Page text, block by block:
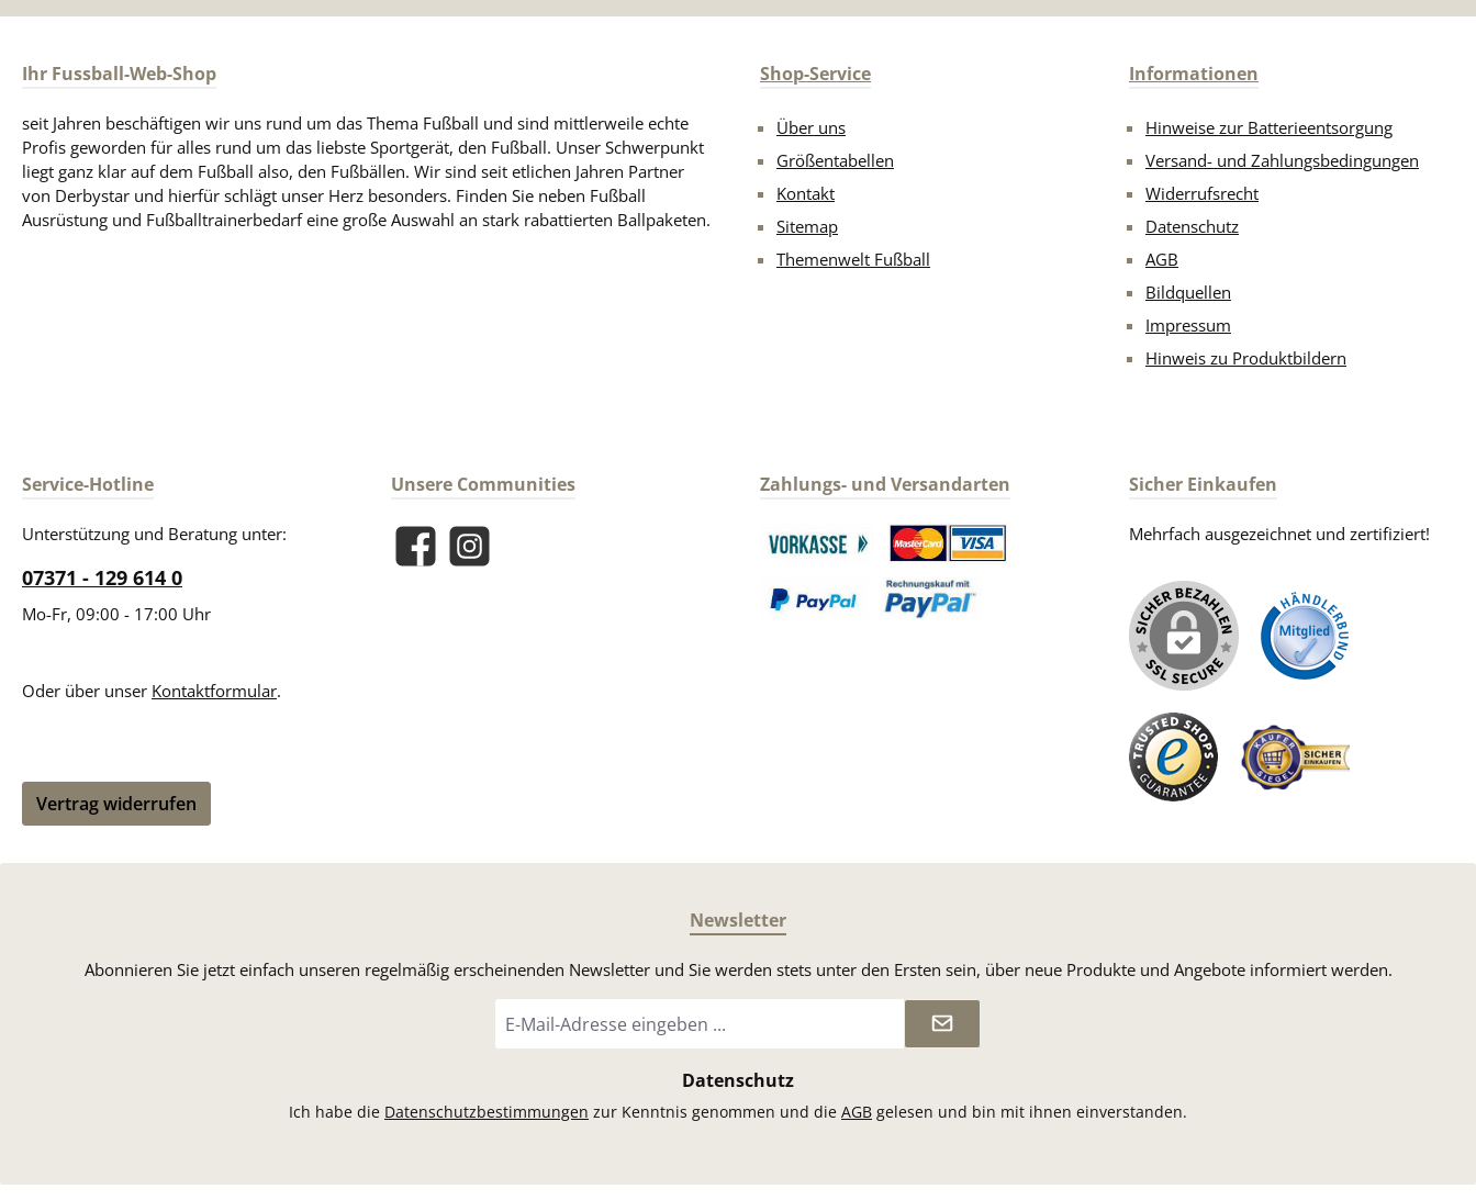
Ihr Fussball-Web-Shop
seit Jahren beschäftigen wir uns rund um das Thema Fußball und sind mittlerweile echte
Profis geworden für alles rund um das liebste Sportgerät, den Fußball. Unser Schwerpunkt
liegt ganz klar auf dem Fußball also, den Fußbällen. Wir sind seit etlichen Jahren Partner
von Derbystar und hierfür schlägt unser Herz besonders. Finden Sie neben Fußball
Ausrüstung und Fußballtrainerbedarf eine große Auswahl an stark rabattierten Ballpaketen.
Shop-Service
Über uns
Größentabellen
Kontakt
Sitemap
Themenwelt Fußball
Informationen
Hinweise zur Batterieentsorgung
Versand- und Zahlungsbedingungen
Widerrufsrecht
Datenschutz
AGB
Bildquellen
Impressum
Hinweis zu Produktbildern
Service-Hotline
Unterstützung und Beratung unter:
07371 - 129 614 0
Mo-Fr, 09:00 - 17:00 Uhr
Oder über unser Kontaktformular.
Vertrag widerrufen
Unsere Communities
FacebookInstagram
Zahlungs- und Versandarten
Benutzerdefiniertes Bild 1Benutzerdefiniertes Bild 2
Sicher Einkaufen
Mehrfach ausgezeichnet und zertifiziert!
Newsletter
Abonnieren Sie jetzt einfach unseren regelmäßig erscheinenden Newsletter und Sie werden stets unter den Ersten sein, über neue Produkte und Angebote informiert werden.
Mail-
Adresse
Datenschutz
Ich habe die Datenschutzbestimmungen zur Kenntnis genommen und die AGB gelesen und bin mit ihnen einverstanden.